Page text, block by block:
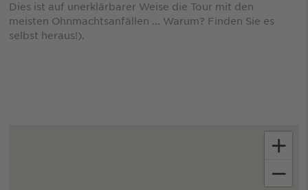
Dies ist auf unerklärbarer Weise die Tour mit den
meisten Ohnmachtsanfällen ... Warum? Finden Sie es
selbst heraus!).
+
−